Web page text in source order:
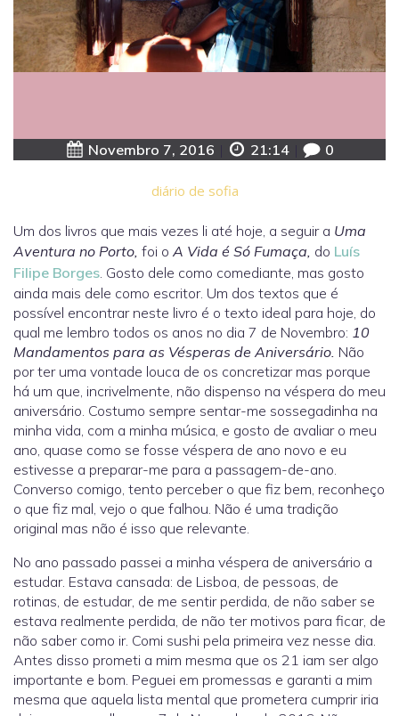
Novembro 7, 2016 21:14 0
diário de sofia
Um dos livros que mais vezes li até hoje, a seguir a Uma
Aventura no Porto, foi o A Vida é Só Fumaça, do Luís
Filipe Borges. Gosto dele como comediante, mas gosto
ainda mais dele como escritor. Um dos textos que é
possível encontrar neste livro é o texto ideal para hoje, do
qual me lembro todos os anos no dia 7 de Novembro: 10
Mandamentos para as Vésperas de Aniversário. Não
por ter uma vontade louca de os concretizar mas porque
há um que, incrivelmente, não dispenso na véspera do meu
aniversário. Costumo sempre sentar-me sossegadinha na
minha vida, com a minha música, e gosto de avaliar o meu
ano, quase como se fosse véspera de ano novo e eu
estivesse a preparar-me para a passagem-de-ano.
Converso comigo, tento perceber o que fiz bem, reconheço
o que fiz mal, vejo o que falhou. Não é uma tradição
original mas não é isso que relevante.
No ano passado passei a minha véspera de aniversário a
estudar. Estava cansada: de Lisboa, de pessoas, de
rotinas, de estudar, de me sentir perdida, de não saber se
estava realmente perdida, de não ter motivos para ficar, de
não saber como ir. Comi sushi pela primeira vez nesse dia.
Antes disso prometi a mim mesma que os 21 iam ser algo
importante e bom. Peguei em promessas e garanti a mim
mesma que aquela lista mental que prometera cumprir iria